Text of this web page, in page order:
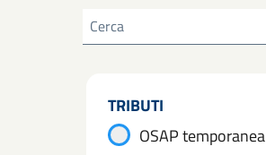
Cerca
TRIBUTI
OSAP temporanea